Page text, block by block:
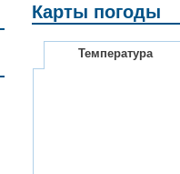
Карты погоды
Температура